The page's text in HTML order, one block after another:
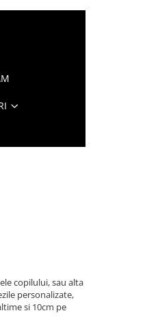
copilului, sau alta
personalizate,
si 10cm pe